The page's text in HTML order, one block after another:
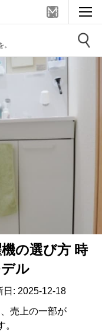
の選び方 時
ル
日: 2025-12-18
売上の一部が